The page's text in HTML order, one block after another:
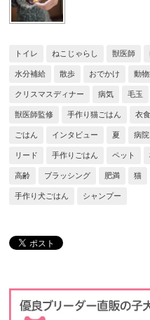
トイレ ねこじゃらし 獣医師
水分補給 散歩 おでかけ 動
クリスマスディナー 病気 毛玉
獣医師監修 手作り猫ごはん 衣
ごはん インタビュー 夏 病院
リード 手作りごはん ペット
高齢 ブラッシング 肥満 猫
手作り犬ごはん シャンプー